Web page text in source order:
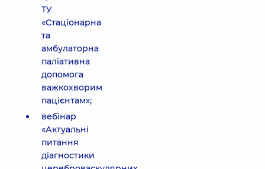
ТУ
«Стаціонарна
та
амбулаторна
паліативна
допомога
важкохворим
пацієнтам»;
вебінар
«Актуальні
питання
діагностики